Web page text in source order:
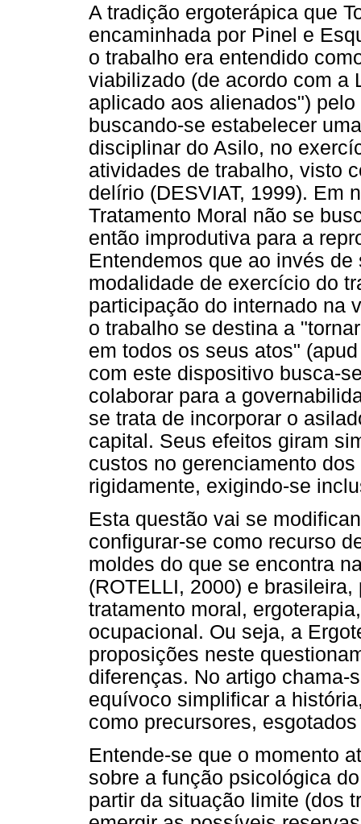
A tradição ergoterápica que
encaminhada por Pinel e
o trabalho era entendido
viabilizado (de acordo com a
aplicado aos alienados")
buscando-se estabelecer
disciplinar do Asilo, no
atividades de trabalho, visto
delírio (DESVIAT, 1999). Em
Tratamento Moral não se
então improdutiva para a
Entendemos que ao invés
modalidade de exercício do
participação do internado na
o trabalho se destina a
em todos os seus atos"
com este dispositivo busca-
colaborar para a
se trata de incorporar o
capital. Seus efeitos giram
custos no gerenciamento
rigidamente, exigindo-se
Esta questão vai se
configurar-se como recurso
moldes do que se encontra
(ROTELLI, 2000) e
tratamento moral,
ocupacional. Ou seja, a
proposições neste
diferenças. No artigo chama-
equívoco simplificar a
como precursores,
Entende-se que o momento
sobre a função psicológica
partir da situação limite (dos